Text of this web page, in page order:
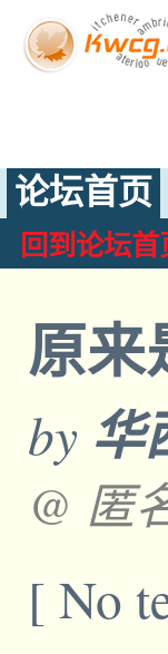
论坛首页
回到论坛首
原
by 华
@ 匿
[ No